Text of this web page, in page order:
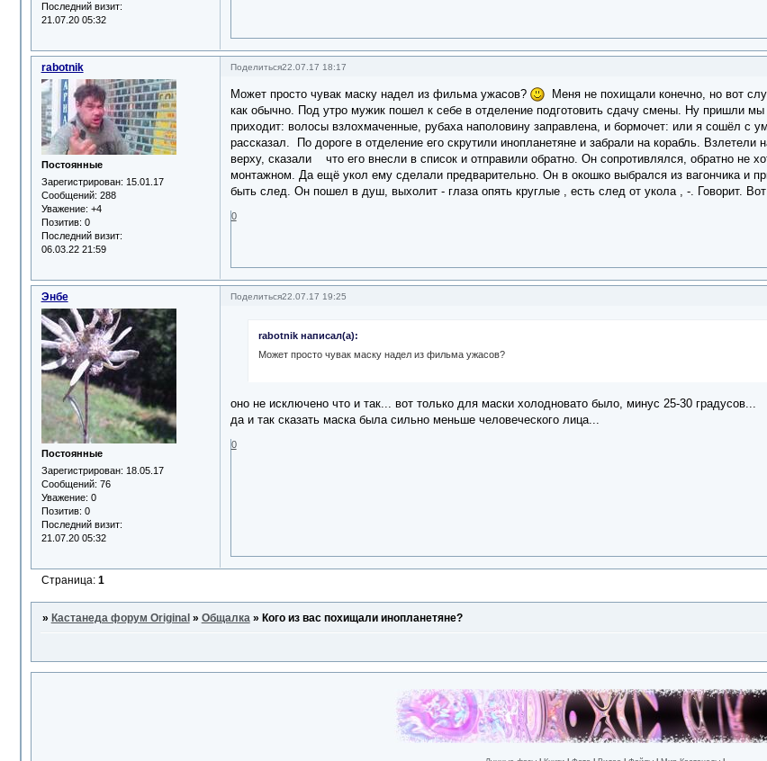
Последний визит:
21.07.20 05:32
Поделиться22.07.17 18:17
rabotnik
Постоянные
Зарегистрирован: 15.01.17
Сообщений: 288
Уважение: +4
Позитив: 0
Последний визит:
06.03.22 21:59
Может просто чувак маску надел из фильма ужасов?
Меня не похищали конечно, но вот
как обычно. Под утро мужик пошел к себе в отделение подготовить сдачу смены. Ну пришли
приходит: волосы взлохмаченные, рубаха наполовину заправлена, и бормочет: или я сошёл
рассказал. По дороге в отделение его скрутили инопланетяне и забрали на корабль.
верху, сказали что его внесли в список и отправили обратно. Он сопротивлялся, обратно не
монтажном. Да ещё укол ему сделали предварительно. Он в окошко выбрался из вагончика и
быть след. Он пошел в душ, выхолит - глаза опять круглые , есть след от укола , -. Говорит. Вот
0
Поделиться22.07.17 19:25
Энбе
Постоянные
Зарегистрирован: 18.05.17
Сообщений: 76
Уважение: 0
Позитив: 0
Последний визит:
21.07.20 05:32
rabotnik написал(а):
Может просто чувак маску надел из фильма ужасов?
оно не исключено что и так... вот только для маски холодновато было, минус 25-30 градусов...
да и так сказать маска была сильно меньше человеческого лица...
0
Страница: 1
» Кастанеда форум Original » Общалка » Кого из вас похищали инопланетяне?